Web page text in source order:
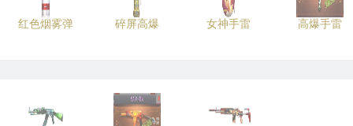
红色烟雾弹 碎屏高爆 女神手雷 高爆手雷